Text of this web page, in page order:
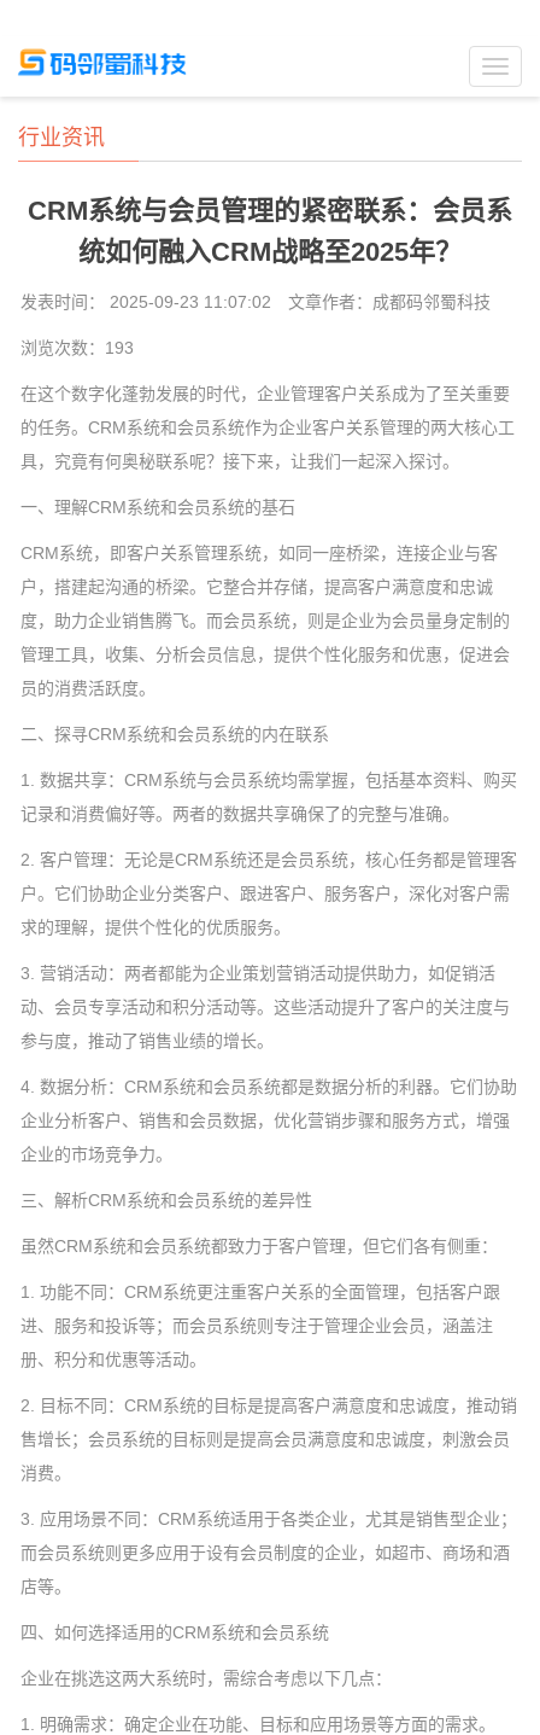
行业资讯
CRM系统与会员管理的紧密联系：会员系
统如何融入CRM战略至2025年？
发表时间： 2025-09-23 11:07:02 文章作者：成都码邻蜀科技
浏览次数： 193
在这个数字化蓬勃发展的时代，企业管理客户关系成为了至关重要
的任务。CRM系统和会员系统作为企业客户关系管理的两大核心工
具，究竟有何奥秘联系呢？接下来，让我们一起深入探讨。
一、理解CRM系统和会员系统的基石
CRM系统，即客户关系管理系统，如同一座桥梁，连接企业与客
户，搭建起沟通的桥梁。它整合并存储，提高客户满意度和忠诚
度，助力企业销售腾飞。而会员系统，则是企业为会员量身定制的
管理工具，收集、分析会员信息，提供个性化服务和优惠，促进会
员的消费活跃度。
二、探寻CRM系统和会员系统的内在联系
1. 数据共享：CRM系统与会员系统均需掌握，包括基本资料、购买
记录和消费偏好等。两者的数据共享确保了的完整与准确。
2. 客户管理：无论是CRM系统还是会员系统，核心任务都是管理客
户。它们协助企业分类客户、跟进客户、服务客户，深化对客户需
求的理解，提供个性化的优质服务。
3. 营销活动：两者都能为企业策划营销活动提供助力，如促销活
动、会员专享活动和积分活动等。这些活动提升了客户的关注度与
参与度，推动了销售业绩的增长。
4. 数据分析：CRM系统和会员系统都是数据分析的利器。它们协助
企业分析客户、销售和会员数据，优化营销步骤和服务方式，增强
企业的市场竞争力。
三、解析CRM系统和会员系统的差异性
虽然CRM系统和会员系统都致力于客户管理，但它们各有侧重：
1. 功能不同：CRM系统更注重客户关系的全面管理，包括客户跟
进、服务和投诉等；而会员系统则专注于管理企业会员，涵盖注
册、积分和优惠等活动。
2. 目标不同：CRM系统的目标是提高客户满意度和忠诚度，推动销
售增长；会员系统的目标则是提高会员满意度和忠诚度，刺激会员
消费。
3. 应用场景不同：CRM系统适用于各类企业，尤其是销售型企业；
而会员系统则更多应用于设有会员制度的企业，如超市、商场和酒
店等。
四、如何选择适用的CRM系统和会员系统
企业在挑选这两大系统时，需综合考虑以下几点：
1. 明确需求：确定企业在功能、目标和应用场景等方面的需求。